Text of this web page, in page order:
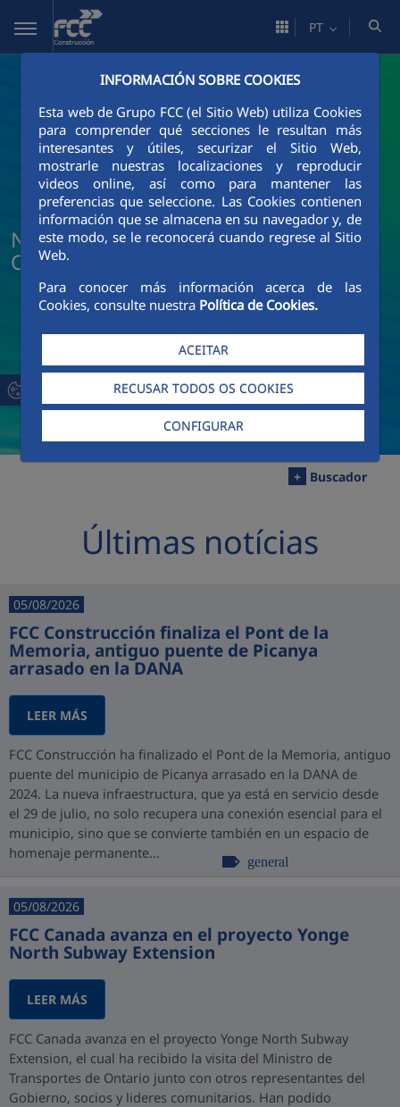
Pular para o Conteúdo principal
INFORMACIÓN SOBRE COOKIES
Esta web de Grupo FCC (el Sitio Web) utiliza Cookies
para comprender qué secciones le resultan más
interesantes y útiles, securizar el Sitio Web,
mostrarle nuestras localizaciones y reproducir
videos online, así como para mantener las
preferencias que seleccione. Las Cookies contienen
información que se almacena en su navegador y, de
este modo, se le reconocerá cuando regrese al Sitio
Web.
Para conocer más información acerca de las
Cookies, consulte nuestra Política de Cookies.
ACEITAR
RECUSAR TODOS OS COOKIES
CONFIGURAR
PT
Notícias e atualidade da FCC
Construcción
+ Buscador
Últimas notícias
05/08/2026
FCC Construcción finaliza el Pont de la
Memoria, antiguo puente de Picanya
arrasado en la DANA
LEER MÁS
FCC Construcción ha finalizado el Pont de la Memoria, antiguo
puente del municipio de Picanya arrasado en la DANA de
2024. La nueva infraestructura, que ya está en servicio desde
el 29 de julio, no solo recupera una conexión esencial para el
municipio, sino que se convierte también en un espacio de
homenaje permanente...
general
05/08/2026
FCC Canada avanza en el proyecto Yonge
North Subway Extension
LEER MÁS
FCC Canada avanza en el proyecto Yonge North Subway
Extension, el cual ha recibido la visita del Ministro de
Transportes de Ontario junto con otros representantes del
Gobierno, socios y lideres comunitarios. Han podido